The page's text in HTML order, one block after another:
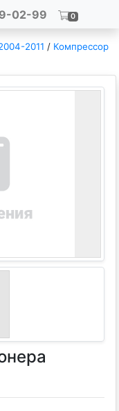
02-99 0
2011 / Компрессор